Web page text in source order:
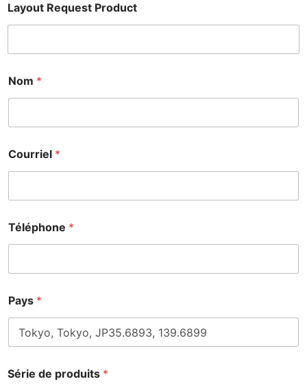
Layout Request Product
Nom *
Courriel *
Téléphone *
Pays *
Série de produits *